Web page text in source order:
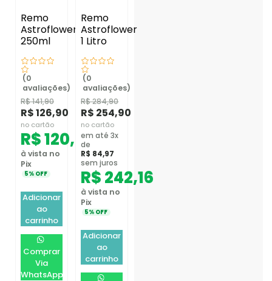
Remo
Astroflower
250ml
(0
avaliações)
R$141,90
R$126,90
no cartão
R$120,56
à vista no
Pix
5% OFF
Adicionar
ao
carrinho
Comprar
Via
WhatsApp
Remo
Astroflower
1 Litro
(0
avaliações)
R$284,90
R$ 254,90
no cartão
em até 3x
de
R$ 84,97
sem juros
R$242,16
à vista no
Pix
5% OFF
Adicionar
ao
carrinho